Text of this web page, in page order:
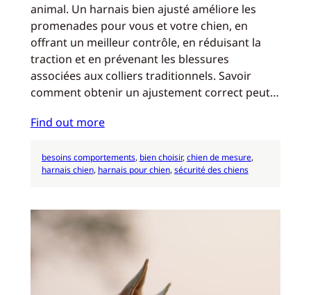
animal. Un harnais bien ajusté améliore les
promenades pour vous et votre chien, en
offrant un meilleur contrôle, en réduisant la
traction et en prévenant les blessures
associées aux colliers traditionnels. Savoir
comment obtenir un ajustement correct peut…
Find out more
besoins comportements, bien choisir, chien de mesure
harnais chien, harnais pour chien, sécurité des chiens